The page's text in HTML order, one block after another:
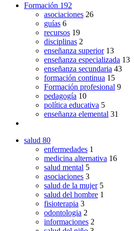
Formación 192
asociaciones 26
guías 6
recursos 19
disciplinas 2
enseñanza superior 13
enseñanza especializada 13
enseñanza secundaria 43
formación continua 15
Formación profesional 9
pedagogía 10
política educativa 5
enseñanza elemental 31
salud 80
enfermedades 1
medicina alternativa 16
salud mental 5
asociaciones 3
salud de la mujer 5
salud del hombre 1
fisioterapia 3
odontologia 2
informaciones 2